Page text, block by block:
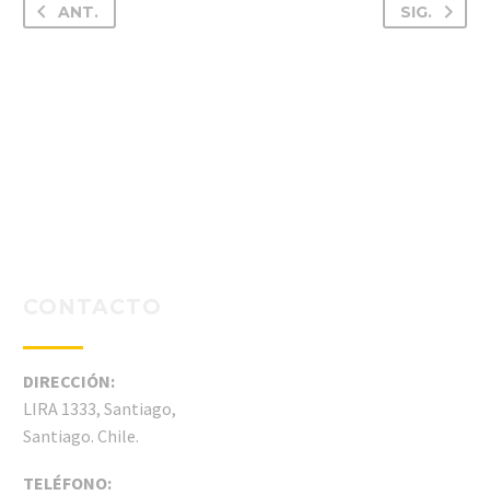
ANT. SIG.
DIRECCIÓN:
LIRA 1333, Santiago,
Santiago. Chile.
TELÉFONO: